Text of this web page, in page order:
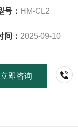
号： HM-CL2
间： 2025-09-10
立即咨询